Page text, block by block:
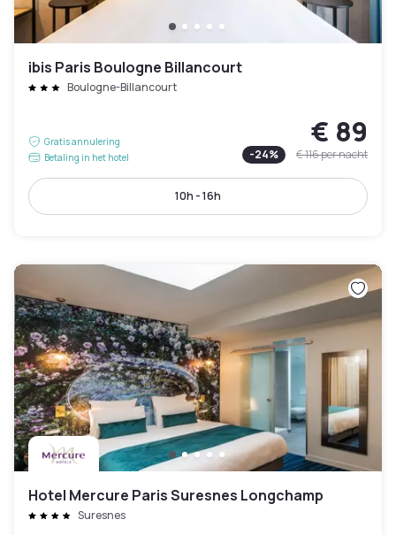
ibis Paris Boulogne Billancourt
Boulogne-Billancourt
Gratis annulering
Betaling in het hotel
€ 89
-24% € 116per nacht
10h - 16h
Hotel Mercure Paris Suresnes Longchamp
Suresnes